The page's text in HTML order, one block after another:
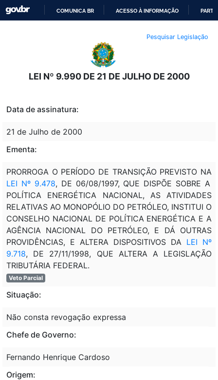
O
CONTEÚDO
COMUNICA BR ACESSO À INFORMAÇÃO
Pesquisar Legislação
LEI Nº 9.990 DE 21 DE JULHO DE 2000
Data de assinatura:
21 de Julho de 2000
Ementa:
PRORROGA O PERÍODO DE TRANSIÇÃO PREVISTO NA
LEI Nº 9.478, DE 06/08/1997, QUE DISPÕE SOBRE A
POLÍTICA ENERGÉTICA NACIONAL, AS ATIVIDADES
RELATIVAS AO MONOPÓLIO DO PETRÓLEO, INSTITUI O
CONSELHO NACIONAL DE POLÍTICA ENERGÉTICA E A
AGÊNCIA NACIONAL DO PETRÓLEO, E DÁ OUTRAS
PROVIDÊNCIAS, E ALTERA DISPOSITIVOS DA LEI Nº
9.718, DE 27/11/1998, QUE ALTERA A LEGISLAÇÃO
TRIBUTÁRIA FEDERAL.
Veto Parcial
Situação:
Não consta revogação expressa
Chefe de Governo:
Fernando Henrique Cardoso
Origem: